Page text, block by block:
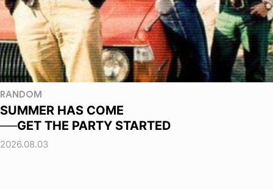
RANDOM
SUMMER HAS COME
──GET THE PARTY STARTED
2026.08.03